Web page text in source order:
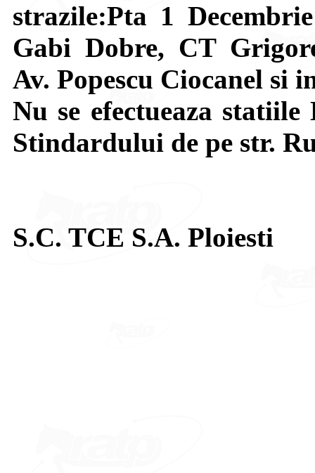
strazile:Pta 1
Gabi Dobre, CT
Av. Popescu Ciocanel si
Nu se efectueaza
Stindardului de pe str.
S.C. TCE S.A. Ploiesti